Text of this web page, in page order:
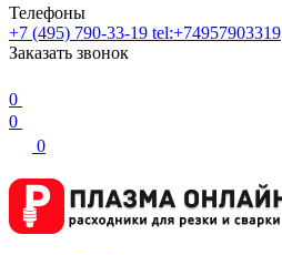
Телефоны
+7 (495) 790-33-19 tel:+74957903319
Заказать звонок
0
0
0